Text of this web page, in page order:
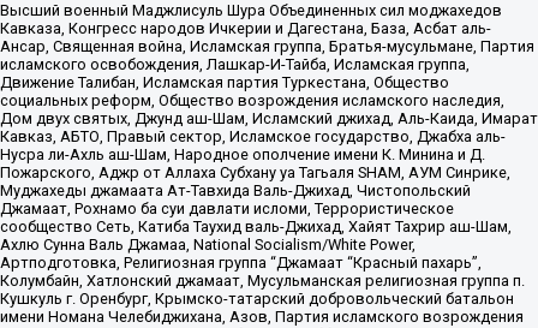
Высший военный Маджлисуль Шура Объединенных сил моджахедов
Кавказа, Конгресс народов Ичкерии и Дагестана, База, Асбат аль-
Ансар, Священная война, Исламская группа, Братья-мусульмане, Партия
исламского освобождения, Лашкар-И-Тайба, Исламская группа,
Движение Талибан, Исламская партия Туркестана, Общество
социальных реформ, Общество возрождения исламского наследия,
Дом двух святых, Джунд аш-Шам, Исламский джихад, Аль-Каида, Имарат
Кавказ, АБТО, Правый сектор, Исламское государство, Джабха аль-
Нусра ли-Ахль аш-Шам, Народное ополчение имени К. Минина и Д.
Пожарского, Аджр от Аллаха Субхану уа Тагьаля SHAM, АУМ Синрике,
Муджахеды джамаата Ат-Тавхида Валь-Джихад, Чистопольский
Джамаат, Рохнамо ба суи давлати исломи, Террористическое
сообщество Сеть, Катиба Таухид валь-Джихад, Хайят Тахрир аш-Шам,
Ахлю Сунна Валь Джамаа, National Socialism/White Power,
Артподготовка, Религиозная группа “Джамаат “Красный пахарь”,
Колумбайн, Хатлонский джамаат, Мусульманская религиозная группа п.
Кушкуль г. Оренбург, Крымско-татарский добровольческий батальон
имени Номана Челебиджихана, Азов, Партия исламского возрождения